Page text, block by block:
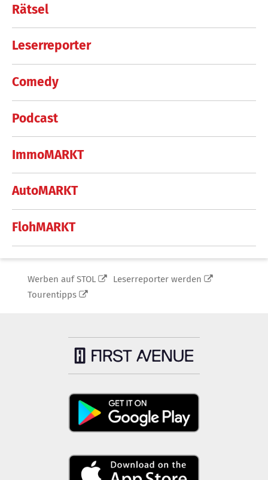
Rätsel
Leserreporter
Comedy
Podcast
ImmoMARKT
AutoMARKT
FlohMARKT
Werben auf STOL
Leserreporter werden
Tourentipps